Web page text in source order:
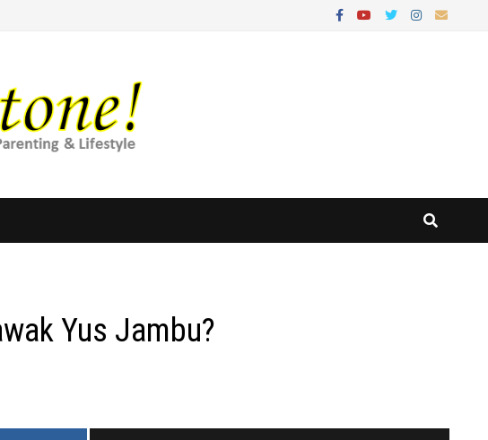
Yus Jambu?